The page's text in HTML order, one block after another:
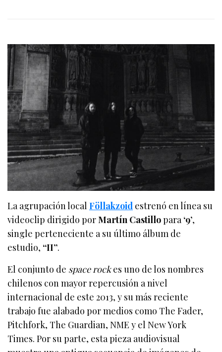
La agrupación localFöllakzoid estrenó en línea su
videoclip dirigido porMartín Castillopara‘9’,
single perteneciente a su último álbum de
estudio, “II”.
El conjunto de space rockes uno de los nombres
chilenos con mayor repercusión a nivel
internacional de este 2013, y su más reciente
trabajo fue alabado por medios como The Fader,
Pitchfork, The Guardian, NME y el New York
Times. Por su parte, esta pieza audiovisual